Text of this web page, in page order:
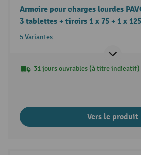
Armoire pour charges lourdes
3 tablettes + tiroirs 1 x 75 + 1 x
5 Variantes
31 jours ouvrables (à titre indicatif)
Vers le produit